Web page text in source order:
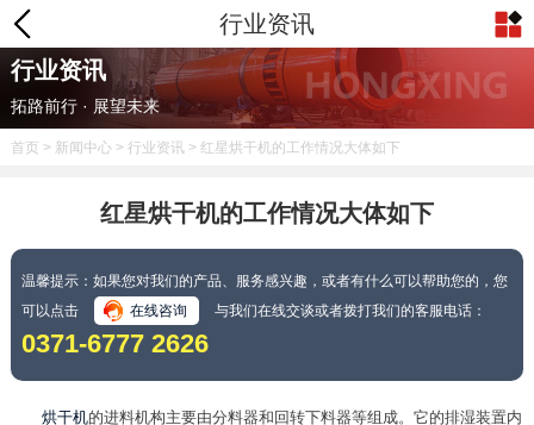
行业资讯
行业资讯
拓路前行 · 展望未来
首页 > 新闻中心> 行业资讯> 红星烘干机的工作情况大体如下
红星烘干机的工作情况大体如下
温馨提示：如果您对我们的产品、服务感兴趣，或者有什么可以帮助您的，您
可以点击
在线咨询 与我们在线交谈或者拨打我们的客服电话：
0371-6777 2626
烘干机的进料机构主要由分料器和回转下料器等组成。它的排湿装置内